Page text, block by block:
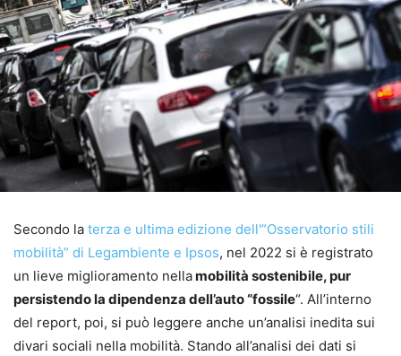
Secondo la terza e ultima edizione dell'”Osservatorio stili
mobilità” di Legambiente e Ipsos, nel 2022 si è registrato
un lieve miglioramento nellamobilità sostenibile, pur
persistendo la dipendenza dell’auto “fossile“. All’interno
del report, poi, si può leggere anche un’analisi inedita sui
divari sociali nella mobilità. Stando all’analisi dei dati si